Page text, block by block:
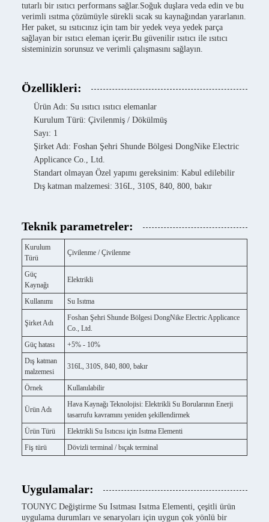
tutarlı bir ısıtıcı performans sağlar.Soğuk duşlara veda edin ve bu
verimli ısıtma çözümüyle sürekli sıcak su kaynağından yararlanın.
Her paket, su ısıtıcınız için tam bir yedek veya yedek parça
sağlayan bir ısıtıcı eleman içerir.Bu güvenilir ısıtıcı ile ısıtıcı
sisteminizin sorunsuz ve verimli çalışmasını sağlayın.
Özellikleri:
Ürün Adı: Su ısıtıcı ısıtıcı elemanlar
Kurulum Türü: Çivilenmiş / Dökülmüş
Sayı: 1
Şirket Adı: Foshan Şehri Shunde Bölgesi DongNike Electric
Applicance Co., Ltd.
Standart olmayan Özel yapımı gereksinim: Kabul edilebilir
Dış katman malzemesi: 316L, 310S, 840, 800, bakır
Teknik parametreler:
Kurulum
Türü
Çivilenme / Çivilenme
Güç
Kaynağı
Elektrikli
Kullanımı Su Isıtma
Şirket Adı
Foshan Şehri Shunde Bölgesi DongNike Electric Applicance
Co., Ltd.
Güç hatası
+5% - 10%
Dış katman
malzemesi
316L, 310S, 840, 800, bakır
Örnek Kullanılabilir
Ürün Adı
Hava Kaynağı Teknolojisi: Elektrikli Su Borularının Enerji
tasarrufu kavramını yeniden şekillendirmek
Ürün Türü
Elektrikli Su Isıtıcısı için Isıtma Elementi
Fiş türü
Dövizli terminal / bıçak terminal
Uygulamalar:
TOUNYC Değiştirme Su Isıtması Isıtma Elementi, çeşitli ürün
uygulama durumları ve senaryoları için uygun çok yönlü bir